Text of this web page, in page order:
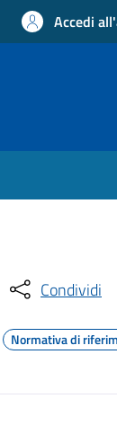
Accedi
Condividi
Normativa di